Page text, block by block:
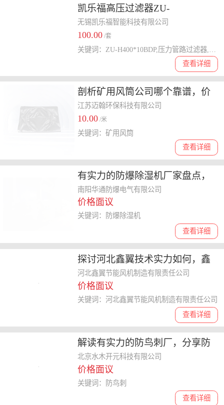
凯乐福高压过滤器ZU-
H400*10BDP过滤器厂家
无锡凯乐福智能科技有限公司
100.00 /套
查看详细
剖析矿用风筒公司哪个靠谱，价
格与质量如何权衡？
江苏迈翰环保科技有限公司
10.00 /米
查看详细
关键词：矿用风筒
有实力的防爆除湿机厂家盘点，
解析来样定制的优势与选择要点
南阳华通防爆电气有限公司
价格面议
查看详细
关键词：防爆除湿机
探讨河北鑫翼技术实力如何，鑫
翼产品到底好不好用
河北鑫翼节能风机制造有限责任公司
价格面议
查看详细
关键词：河北鑫翼节能风机制造有限责任公司
解读有实力的防鸟刺厂，分享防
鸟刺正规供应商的选购要点
北京水木开元科技有限公司
价格面议
查看详细
关键词：防鸟刺